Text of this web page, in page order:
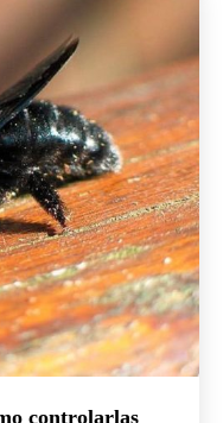
controlarlas